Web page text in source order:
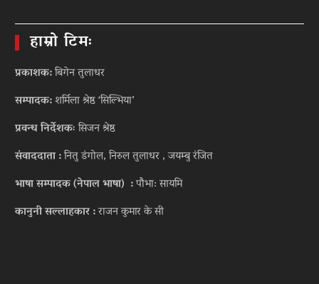
हाम्रो टिमः
प्रकाशक:बिगेन तुलाधर
सम्पादक:शर्मिला श्रेष्ठ ‘सिल्भिया’
प्रवन्ध निर्देशकःसिजन श्रेष्ठ
संवाददाता :नितु डंगोल, निरुल तुलाधर , जयम्बु रंजित
भाषा सम्पादक (नेपाल भाषा) :पौभा: सायमि
कानुनी सल्लाहकार :राजन कुमार के सी